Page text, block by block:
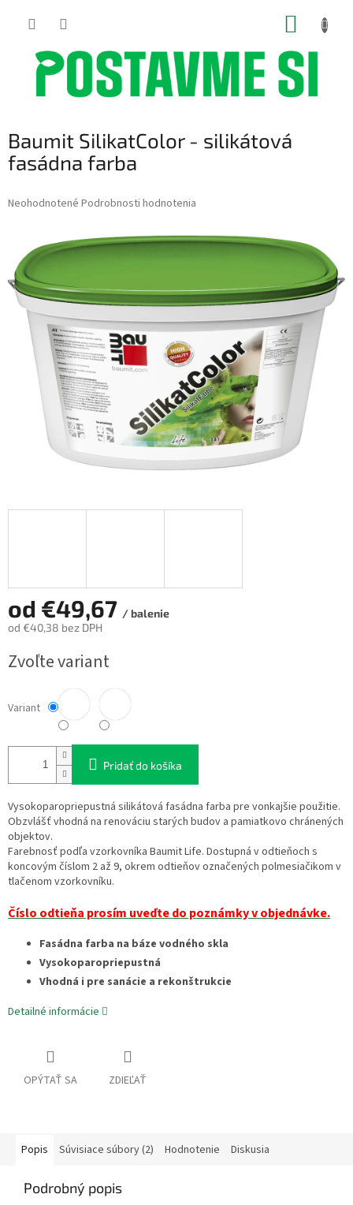
Baumit SilikatColor - silikátová
fasádna farba
Priemerné
0,0
z
hviezdičiek.
Neohodnotené Podrobnosti hodnotenia
od €49,67 / balenie
od €40,38 bez DPH
cena:
Zvoľte variant
Variant
Pridať do košíka
Vysokoparopriepustná silikátová fasádna farba pre vonkajšie použitie.
Obzvlášť vhodná na renováciu starých budov a pamiatkovo chránených
objektov.
Farebnosť podľa vzorkovníka Baumit Life. Dostupná v odtieňoch s
koncovým číslom 2 až 9, okrem odtieňov označených polmesiačikom v
tlačenom vzorkovníku.
Číslo odtieňa prosím uveďte do poznámky v objednávke.
Fasádna farba na báze vodného skla
Vysokoparopriepustná
Vhodná i pre sanácie a rekonštrukcie
Detailné informácie
OPÝTAŤ SA ZDIEĽAŤ
Popis Súvisiace súbory (2) Hodnotenie Diskusia
Podrobný popis